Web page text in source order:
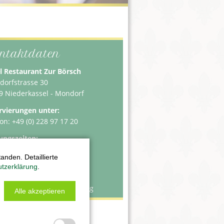
Restaurant Zur Börsch
30
Niederkassel - Mondorf
unter:
+49 (0) 228 97 17 20
-14:00 Uhr
- 22:00 Uhr
& Donnerstags Ruhetag
Detaillierte
.
Alle akzeptieren